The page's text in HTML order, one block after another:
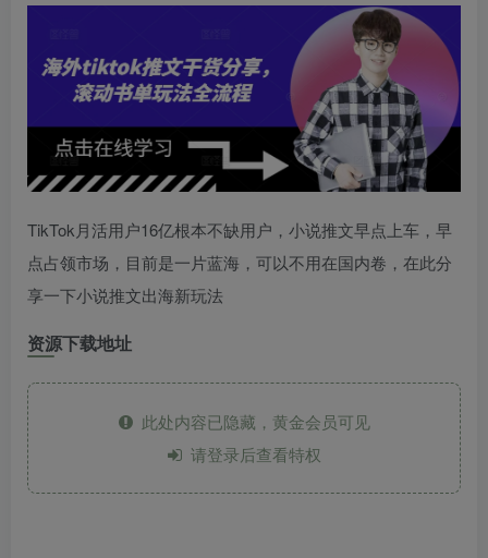
TikTok月活用户16亿根本不缺用户，小说推文早点上车，早
点占领市场，目前是一片蓝海，可以不用在国内卷，在此分
享一下小说推文出海新玩法
资源下载地址
此处内容已隐藏，黄金会员可见
请登录后查看特权